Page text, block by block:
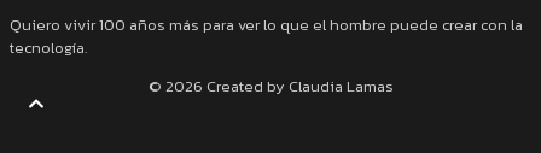
Quiero vivir 100 años más para ver lo que el hombre puede crear con la
tecnología.
© 2026 Created by Claudia Lamas